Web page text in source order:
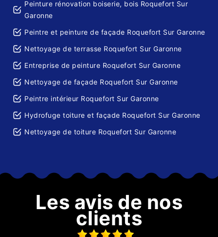
Peinture rénovation boiserie, bois Roquefort Sur
Garonne
Peintre et peinture de façade Roquefort Sur Garonne
Nettoyage de terrasse Roquefort Sur Garonne
Entreprise de peinture Roquefort Sur Garonne
Nettoyage de façade Roquefort Sur Garonne
Peintre intérieur Roquefort Sur Garonne
Hydrofuge toiture et façade Roquefort Sur Garonne
Nettoyage de toiture Roquefort Sur Garonne
Les avis de nos
clients